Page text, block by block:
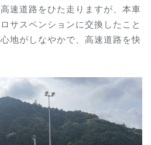
速道路をひた走りますが、本車
サスペンションに交換したこと
地がしなやかで、高速道路を快